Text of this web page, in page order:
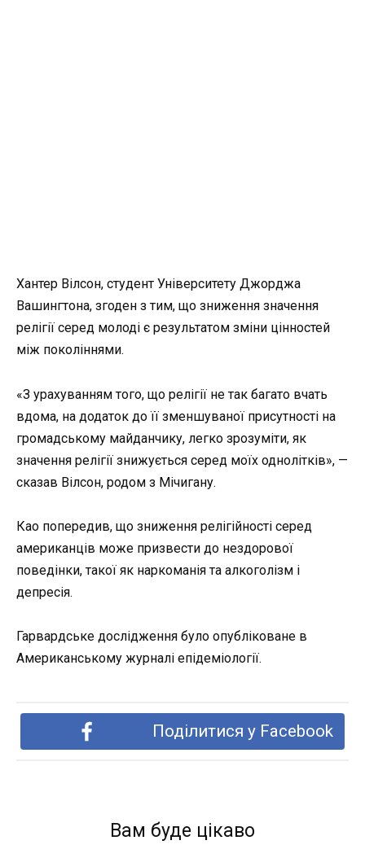
Хантер Вілсон, студент Університету Джорджа
Вашингтона, згоден з тим, що зниження значення
релігії серед молоді є результатом зміни цінностей
між поколіннями.
«З урахуванням того, що релігії не так багато вчать
вдома, на додаток до її зменшуваної присутності на
громадському майданчику, легко зрозуміти, як
значення релігії знижується серед моїх однолітків», —
сказав Вілсон, родом з Мічигану.
Као попередив, що зниження релігійності серед
американців може призвести до нездорової
поведінки, такої як наркоманія та алкоголізм і
депресія.
Гарвардське дослідження було опубліковане в
Американському журналі епідеміології.
Поділитися у Facebook
Вам буде цікаво